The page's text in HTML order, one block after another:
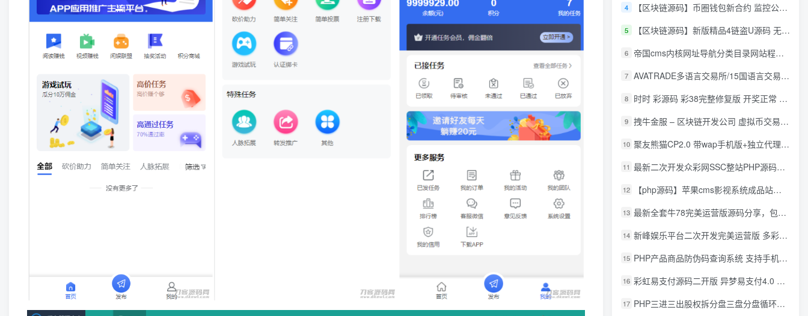
4 【区块链源码】币圈钱包新合约 监控公链转账地址 尾数模拟转账数据生成 0 U攻击带安装说明
5 【区块链源码】新版精品4链盗U源码 无限开代理模式 后台 代理数据可看 包含搭建教程
6 帝国cms内核网址导航分类目录网站程序源码
7 AVATRADE多语言交易所/15国语言交易所/合约交易/期权交易/币币交易/申购/矿机/风控/前端wap/pc纯源码/带搭建教程
8 时时 彩源码 彩38完整修复版 开奖正常 带手机wap
9 拽牛金服 – 区块链开发公司 虚拟币交易系统 虚拟币交易平台开发 虚拟币ico众
10 聚友熊猫CP2.0 带wap手机版+独立代理后台+整站打包全开源
11 最新二次开发众彩网SSC整站PHP源码+WAP手机版+KJ采集器+集成云端在线充值
12 【php源码】苹果cms影视系统成品站打包+电影先生6.1.1模板优化版+15W+数据
13 最新全套牛78完美运营版源码分享，包含了资源组件+脚本程序
14 新峰娱乐平台二次开发完美运营版 多彩种多玩法 代理分红+积分兑换
15 PHP产品商品防伪码查询系统 支持手机防假验证网站建设 防伪码自动生成 批量导入
16 彩虹易支付源码二开版 异梦易支付4.0 可对接官方/易支付/码支付 去除后门 美化用户中心
17 PHP三进三出股权拆分盘三盘分盘循环拆分系统源码